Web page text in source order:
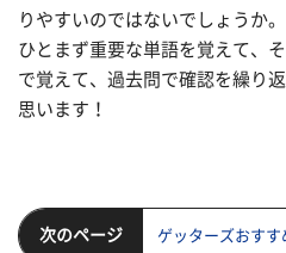
りやすいのではないでしょうか。
ひとまず重要な単語を覚えて、
で覚えて、過去問で確認を繰り
思います！
次のページ ゲッターズおすす